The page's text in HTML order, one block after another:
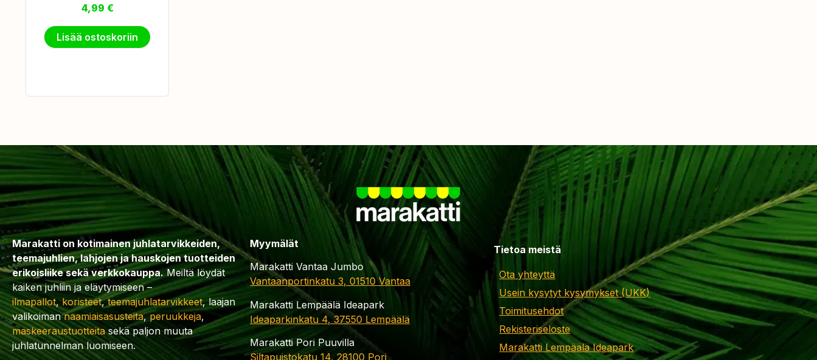
4,99 €
Lisää ostoskoriin
Marakatti on kotimainen juhlatarvikkeiden,
teemajuhlien, lahjojen ja hauskojen tuotteiden
erikoisliike sekä verkkokauppa.Meiltä löydät
kaiken juhliin ja eläytymiseen –
ilmapallot,koristeet,teemajuhlatarvikkeet, laajan
valikoimannaamiaisasusteita,peruukkeja,
maskeeraustuotteitasekä paljon muuta
juhlatunnelman luomiseen.
Myymälät
Marakatti Vantaa Jumbo
Vantaanportinkatu 3, 01510 Vantaa
Marakatti Lempäälä Ideapark
Ideaparkinkatu 4, 37550 Lempäälä
Marakatti Pori Puuvilla
Siltapuistokatu 14, 28100 Pori
Tietoa meistä
Ota yhteyttä
Usein kysytyt kysymykset (UKK)
Toimitusehdot
Rekisteriseloste
Marakatti Lempäälä Ideapark